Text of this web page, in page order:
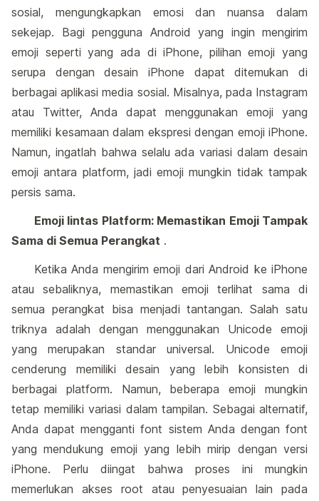
sosial, mengungkapkan emosi dan nuansa dalam
sekejap. Bagi pengguna Android yang ingin mengirim
emoji seperti yang ada di iPhone, pilihan emoji yang
serupa dengan desain iPhone dapat ditemukan di
berbagai aplikasi media sosial. Misalnya, pada Instagram
atau Twitter, Anda dapat menggunakan emoji yang
memiliki kesamaan dalam ekspresi dengan emoji iPhone.
Namun, ingatlah bahwa selalu ada variasi dalam desain
emoji antara platform, jadi emoji mungkin tidak tampak
persis sama.
Emoji lintas Platform: Memastikan Emoji Tampak
Sama di Semua Perangkat .
Ketika Anda mengirim emoji dari Android ke iPhone
atau sebaliknya, memastikan emoji terlihat sama di
semua perangkat bisa menjadi tantangan. Salah satu
triknya adalah dengan menggunakan Unicode emoji
yang merupakan standar universal. Unicode emoji
cenderung memiliki desain yang lebih konsisten di
berbagai platform. Namun, beberapa emoji mungkin
tetap memiliki variasi dalam tampilan. Sebagai alternatif,
Anda dapat mengganti font sistem Anda dengan font
yang mendukung emoji yang lebih mirip dengan versi
iPhone. Perlu diingat bahwa proses ini mungkin
memerlukan akses root atau penyesuaian lain pada